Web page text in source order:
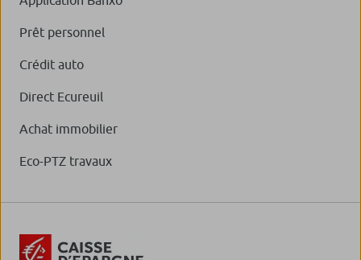
Prêt personnel
Crédit auto
Direct Ecureuil
Achat immobilier
Eco-PTZ travaux